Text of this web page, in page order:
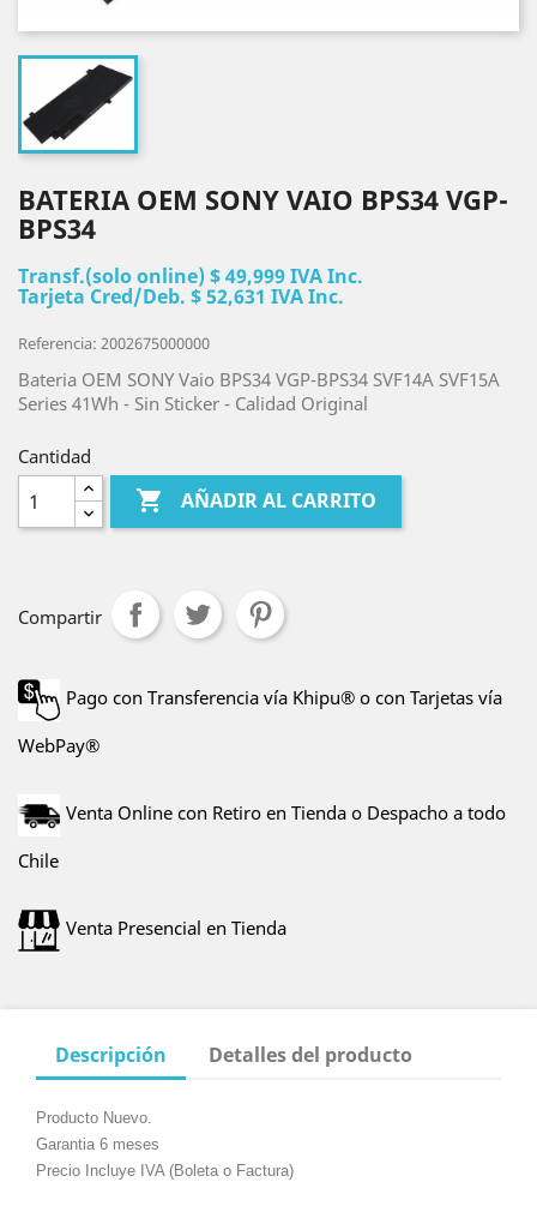
BATERIA OEM SONY VAIO BPS34 VGP-
BPS34
Transf.(solo online) $ 49,999 IVA Inc.
Tarjeta Cred/Deb. $ 52,631 IVA Inc.
Referencia: 2002675000000
Bateria OEM SONY Vaio BPS34 VGP-BPS34 SVF14A SVF15A
Series 41Wh - Sin Sticker - Calidad Original
Cantidad
 AÑADIR AL CARRITO
Compartir
Pago con Transferencia vía Khipu® o con Tarjetas vía
WebPay®
Venta Online con Retiro en Tienda o Despacho a todo
Chile
Venta Presencial en Tienda
Descripción Detalles del producto
Producto Nuevo.
Garantia 6 meses
Precio Incluye IVA (Boleta o Factura)